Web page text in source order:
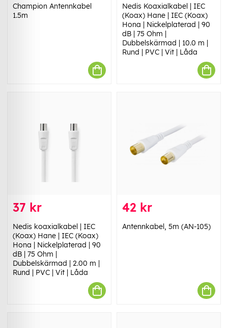
Champion Antennkabel
1.5m
Nedis Koaxialkabel | IEC
(Koax) Hane | IEC (Koax)
Hona | Nickelplaterad | 90
dB | 75 Ohm |
Dubbelskärmad | 10.0 m |
Rund | PVC | Vit | Låda
37 kr
Nedis koaxialkabel | IEC
(Koax) Hane | IEC (Koax)
Hona | Nickelplaterad | 90
dB | 75 Ohm |
Dubbelskärmad | 2.00 m |
Rund | PVC | Vit | Låda
42 kr
Antennkabel, 5m (AN-105)